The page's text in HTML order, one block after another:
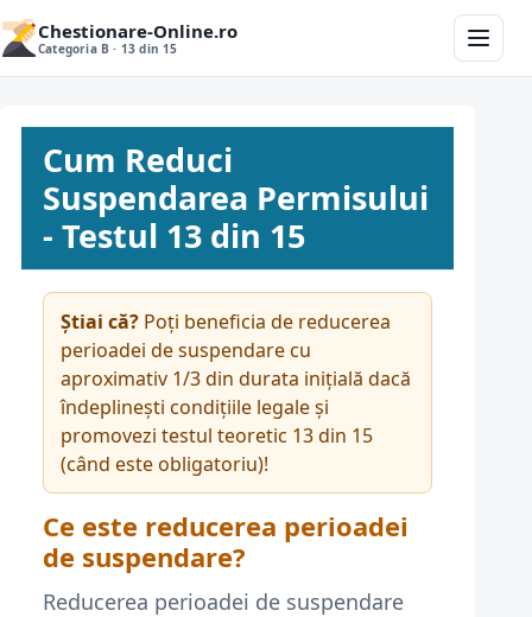
Chestionare-Online.ro
Categoria B · 13 din 15
Cum Reduci
Suspendarea Permisului
- Testul 13 din 15
Știai că? Poți beneficia de reducerea
perioadei de suspendare cu
aproximativ 1/3 din durata inițială dacă
îndeplinești condițiile legale și
promovezi testul teoretic 13 din 15
(când este obligatoriu)!
Ce este reducerea perioadei
de suspendare?
Reducerea perioadei de suspendare